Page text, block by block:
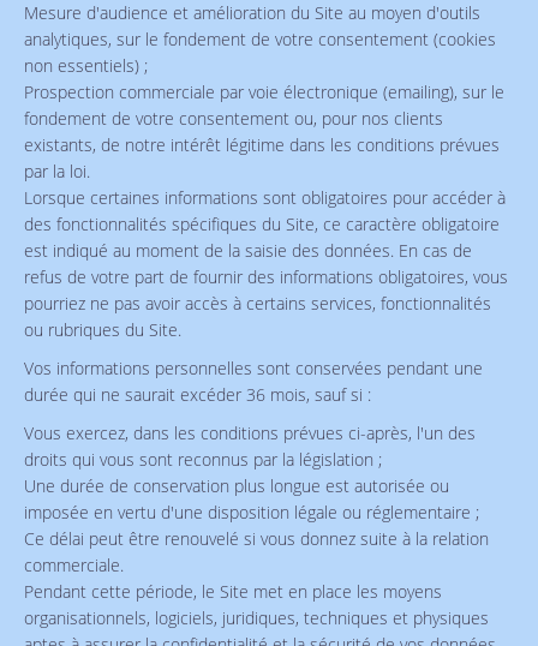
Mesure d'audience et amélioration du Site au moyen d'outils
analytiques, sur le fondement de votre consentement (cookies
non essentiels) ;
Prospection commerciale par voie électronique (emailing), sur le
fondement de votre consentement ou, pour nos clients
existants, de notre intérêt légitime dans les conditions prévues
par la loi.
Lorsque certaines informations sont obligatoires pour accéder à
des fonctionnalités spécifiques du Site, ce caractère obligatoire
est indiqué au moment de la saisie des données. En cas de
refus de votre part de fournir des informations obligatoires, vous
pourriez ne pas avoir accès à certains services, fonctionnalités
ou rubriques du Site.
Vos informations personnelles sont conservées pendant une
durée qui ne saurait excéder 36 mois, sauf si :
Vous exercez, dans les conditions prévues ci-après, l'un des
droits qui vous sont reconnus par la législation ;
Une durée de conservation plus longue est autorisée ou
imposée en vertu d'une disposition légale ou réglementaire ;
Ce délai peut être renouvelé si vous donnez suite à la relation
commerciale.
Pendant cette période, le Site met en place les moyens
organisationnels, logiciels, juridiques, techniques et physiques